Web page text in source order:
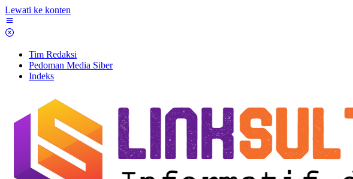
Lewati ke konten
Tim Redaksi
Pedoman Media Siber
Indeks